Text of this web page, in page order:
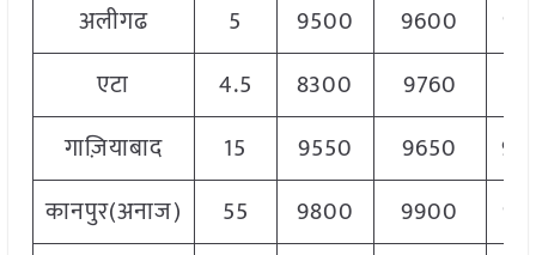
अलीगढ
5 9500 9600
एटा
4.5 8300 9760
गाज़ियाबाद
15 9550 9650
कानपुर(अनाज)
55 9800 9900